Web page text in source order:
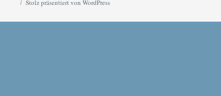
Stolz präsentiert von WordPress